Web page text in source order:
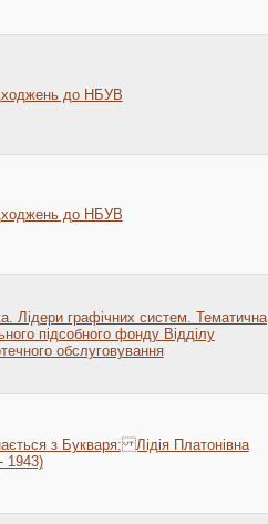
до НБУВ
до НБУВ
Лідери графічних систем. Тематична
підсобного фонду Відділу
обслуговування
з Букваря: Лідія Платонівна